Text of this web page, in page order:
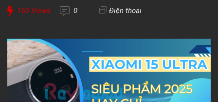
160 Views 0 Điện thoại